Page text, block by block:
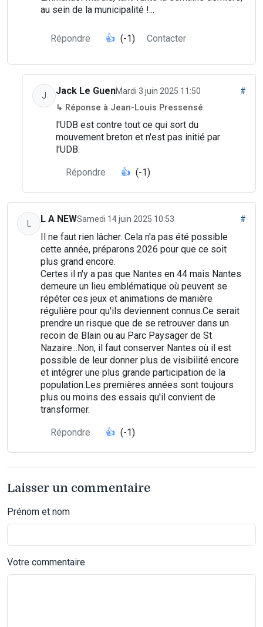
au sein de la municipalité !...
Répondre 👍 (-1) Contacter
J Jack Le GuenMardi 3 juin 2025 11:50 #
↳ Réponse à Jean-Louis Pressensé
l'UDB est contre tout ce qui sort du
mouvement breton et n'est pas initié par
l'UDB.
Répondre 👍 (-1)
L L A NEWSamedi 14 juin 2025 10:53 #
Il ne faut rien lâcher. Cela n'a pas été possible
cette année, préparons 2026 pour que ce soit
plus grand encore.
Certes il n'y a pas que Nantes en 44 mais Nantes
demeure un lieu emblématique où peuvent se
répéter ces jeux et animations de manière
régulière pour qu'ils deviennent connus.Ce serait
prendre un risque que de se retrouver dans un
recoin de Blain ou au Parc Paysager de St
Nazaire...Non, il faut conserver Nantes où il est
possible de leur donner plus de visibilité encore
et intégrer une plus grande participation de la
population.Les premières années sont toujours
plus ou moins des essais qu'il convient de
transformer.
Répondre 👍 (-1)
Laisser un commentaire
Prénom et nom
Votre commentaire